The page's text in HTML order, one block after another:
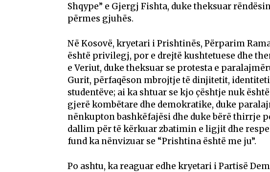
Shqype” e Gjergj Fishta, duke theksuar
përmes gjuhës.
Në Kosovë, kryetari i Prishtinës, Përparim
është privilegj, por e drejtë kushtetuese dhe
e Veriut, duke theksuar se protesta e
Gurit, përfaqëson mbrojtje të dinjitetit,
studentëve; ai ka shtuar se kjo çështje nuk
gjerë kombëtare dhe demokratike, duke
nënkupton bashkëfajësi dhe duke bërë thirrje
dallim për të kërkuar zbatimin e ligjit dhe
fund ka nënvizuar se “Prishtina është me ju”.
Po ashtu, ka reaguar edhe kryetari i Partisë